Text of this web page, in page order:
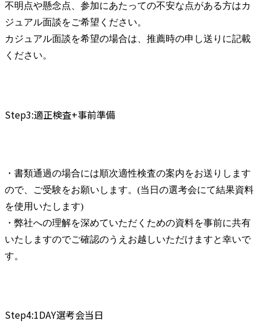
不明点や懸念点、参加にあたっての不安な点がある方はカ
ジュアル面談をご希望ください。
カジュアル面談を希望の場合は、推薦時の申し送りに記載
ください。
Step3:適正検査+事前準備
・書類通過の場合には順次適性検査の案内をお送りします
ので、ご受験をお願いします。(当日の選考会にて結果資料
を使用いたします)
・弊社への理解を深めていただくための資料を事前に共有
いたしますのでご確認のうえお越しいただけますと幸いで
す。
Step4:1DAY選考会当日